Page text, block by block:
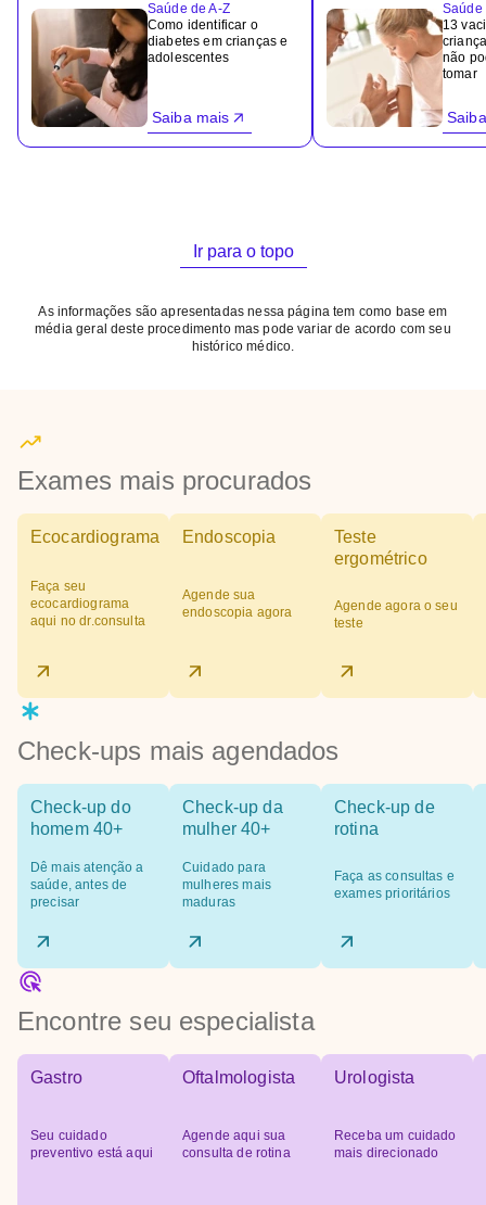
Saúde de A-Z
Como identificar o
diabetes em crianças e
adolescentes
Saiba mais
Saúde
13
não
tomar
Ir para o topo
As informações são apresentadas nessa página tem como base em
média geral deste procedimento mas pode variar de acordo com seu
histórico médico.
Exames mais procurados
Ecocardiograma
Faça seu
ecocardiograma
aqui no dr.consulta
Endoscopia
Agende sua
endoscopia agora
Teste
ergométrico
Agende agora o seu
teste
Check-ups mais agendados
Check-up do
homem 40+
Dê mais atenção a
saúde, antes de
precisar
Check-up da
mulher 40+
Cuidado para
mulheres mais
maduras
Check-up de
rotina
Faça as consultas e
exames prioritários
Encontre seu especialista
Gastro
Seu cuidado
preventivo está aqui
Oftalmologista
Agende aqui sua
consulta de rotina
Urologista
Receba um cuidado
mais direcionado